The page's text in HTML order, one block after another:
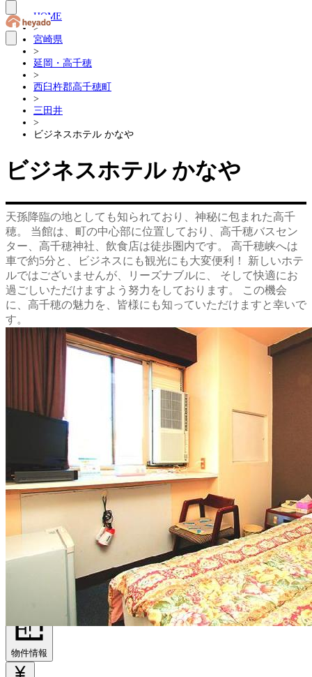
HOME
>
宮崎県
>
延岡・高千穂
>
西臼杵郡高千穂町
>
三田井
>
ビジネスホテル かなや
ビジネスホテル かなや
天孫降臨の地としても知られており、神秘に包まれた高千
穂。 当館は、町の中心部に位置しており、高千穂バスセン
ター、高千穂神社、飲食店は徒歩圏内です。 高千穂峡へは
車で約5分と、ビジネスにも観光にも大変便利！ 新しいホテ
ルではございませんが、リーズナブルに、 そして快適にお
過ごしいただけますよう努力をしております。 この機会
に、高千穂の魅力を、皆様にも知っていただけますと幸いで
す。
出典：https://businesshotel-kanaya.com/
物件情報